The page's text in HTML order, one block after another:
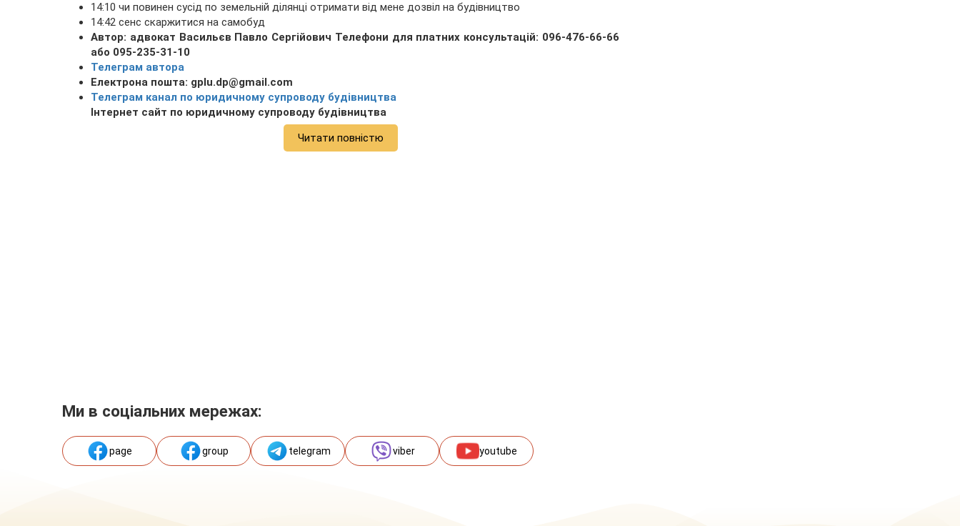
14:10 чи повинен сусід по земельній ділянці отримати від мене дозвіл на будівництво
14:42 сенс скаржитися на самобуд
Автор: адвокат Васильєв Павло Сергійович Телефони для платних консультацій: 096-476-66-66
або 095-235-31-10
Телеграм автора
Електрона пошта: gplu.dp@gmail.com
Телеграм канал по юридичному супроводу будівництва
Інтернет сайт по юридичному супроводу будівництва
Читати повністю
Ми в соціальних мережах:
page group telegram viber youtube